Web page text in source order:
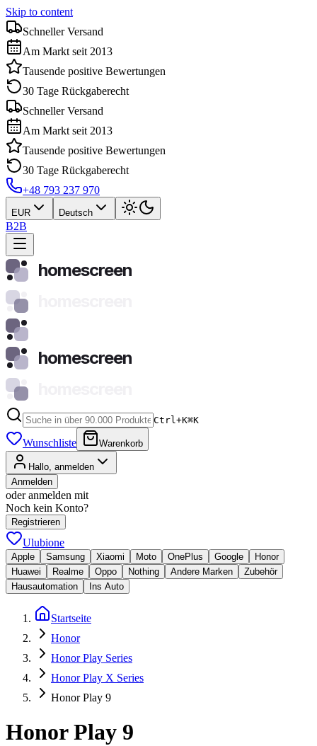
Skip to content
Schneller Versand
Am Markt seit 2013
Tausende positive Bewertungen
30 Tage Rückgaberecht
Schneller Versand
Am Markt seit 2013
Tausende positive Bewertungen
30 Tage Rückgaberecht
+48 793 237 970
EUR Deutsch
B2B
homescreen
homescreen
Ctrl+K⌘K
Wunschliste Warenkorb
Hallo, anmelden
Anmelden
oder anmelden mit
Noch kein Konto?
Registrieren
Ulubione
Apple Samsung Xiaomi Moto OnePlus Google
Honor
Huawei
Realme Oppo Nothing Andere Marken
Zubehör
Hausautomation
Ins Auto
Startseite
Honor
Honor Play Series
Honor Play X Series
Honor Play 9
Honor Play 9